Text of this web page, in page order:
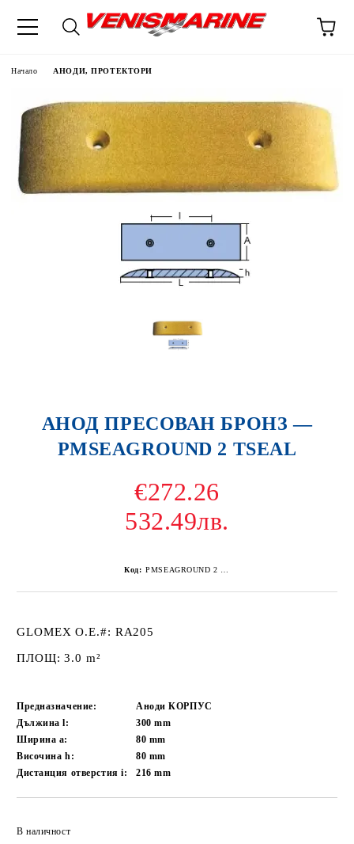
Начало АНОДИ, ПРОТЕКТОРИ
АНОД ПРЕСОВАН БРОНЗ —
PMSEAGROUND 2 TSEAL
€272.26
532.49лв.
Код:
GLOMEX O.E.#: RA205
ПЛОЩ: 3.0 m²
Предназначение:
Аноди КОРПУС
Дължина l:
300mm
Ширина a:
80 mm
Височина h:
80 mm
Дистанция отверстия i:
216mm
В наличност